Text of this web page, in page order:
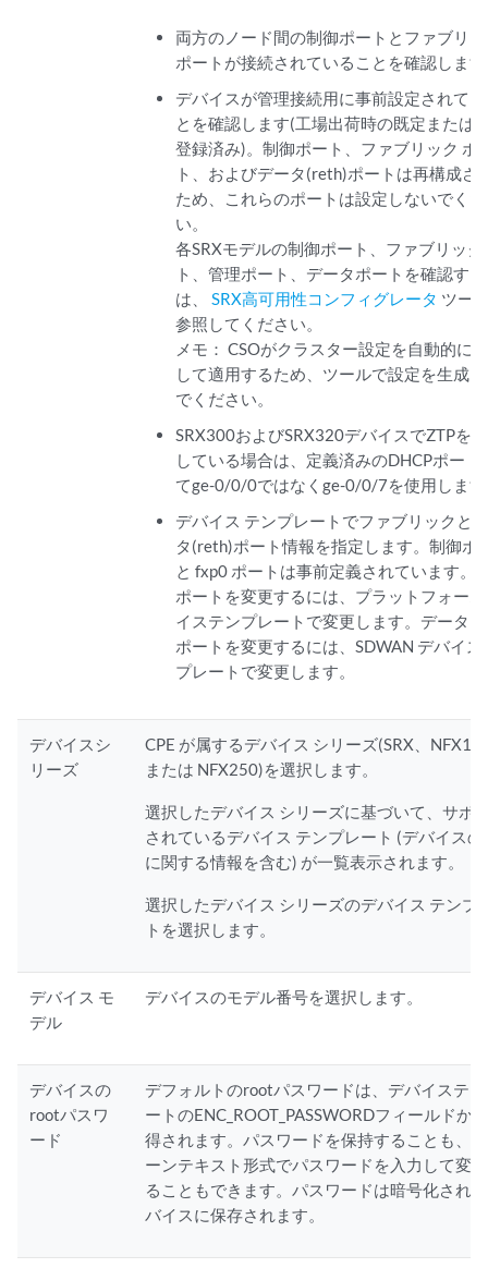
両方のノード間の制御ポートとファブリ
ポートが接続されていることを確認しま
デバイスが管理接続用に事前設定されて
とを確認します(工場出荷時の既定または
登録済み)。制御ポート、ファブリック ポ
ト、およびデータ(reth)ポートは再構成さ
ため、これらのポートは設定しないでく
い。
各SRXモデルの制御ポート、ファブリック
ト、管理ポート、データポートを確認す
は、 SRX高可用性コンフィグレータ ツー
参照してください。
メモ： CSOがクラスター設定を自動的に
して適用するため、ツールで設定を生成
でください。
SRX300およびSRX320デバイスでZTPを
している場合は、定義済みのDHCPポート
てge-0/0/0ではなくge-0/0/7を使用しま
デバイス テンプレートでファブリックと
タ(reth)ポート情報を指定します。制御ポ
と fxp0 ポートは事前定義されています。
ポートを変更するには、プラットフォー
イステンプレートで変更します。データ
ポートを変更するには、SDWAN デバイス
プレートで変更します。
デバイスシ
リーズ
CPE が属するデバイス シリーズ(SRX、
または NFX250)を選択します。
選択したデバイス シリーズに基づいて、サポ
されているデバイス テンプレート (デバイス
に関する情報を含む) が一覧表示されます。
選択したデバイス シリーズのデバイス テンプ
トを選択します。
デバイス モ
デル
デバイスのモデル番号を選択します。
デバイスの
rootパスワ
ード
デフォルトのrootパスワードは、デバイステ
ートのENC_ROOT_PASSWORDフィールドか
得されます。パスワードを保持することも、
ーンテキスト形式でパスワードを入力して変
ることもできます。パスワードは暗号化され
バイスに保存されます。